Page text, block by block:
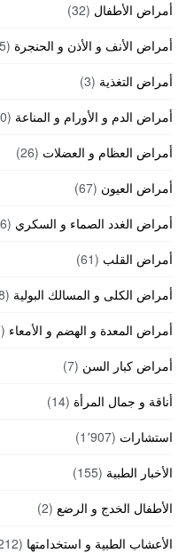
أمراض الأطفال (32)
أمراض الأنف و الأذن و الحنجرة (15)
أمراض التغذية (3)
أمراض الدم و الأورام و المناعة (10)
أمراض العظام و العضلات (26)
أمراض العيون (67)
أمراض الغدد الصماء و السكري (6)
أمراض القلب (61)
أمراض الكلى و المسالك البولية (8)
أمراض المعدة و الهضم و الأمعاء (68)
أمراض كبار السن (7)
أناقة و جمال المرأة (14)
استشارات (1٬907)
الأخبار الطبية (155)
الأطفال الخدج و الرضع (2)
الأعشاب الطبية و استخدامتها (212)